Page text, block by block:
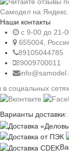
Наши контакты
c 9-00 до 21-
655004,
89105044785
89009700011
социальных
Варианты доставки: